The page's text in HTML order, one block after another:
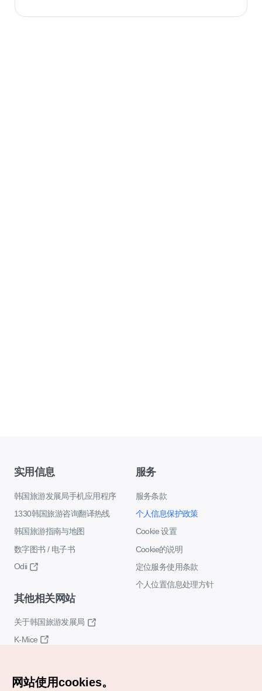
实用信息
韩国旅游发展局手机应用程序
1330韩国旅游咨询翻译热线
韩国旅游指南与地图
数字图书 / 电子书
Odii
服务
服务条款
个人信息保护政策
Cookie 设置
Cookie的说明
定位服务使用条款
个人位置信息处理方针
其他相关网站
关于韩国旅游发展局
K-Mice
网站使用cookies。